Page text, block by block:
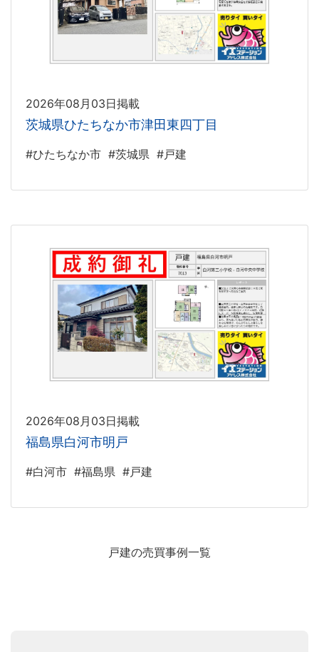
2026年08月03日掲載
茨城県ひたちなか市津田東四丁目
#ひたちなか市 #茨城県 #戸建
2026年08月03日掲載
福島県白河市明戸
#白河市 #福島県 #戸建
戸建の売買事例一覧